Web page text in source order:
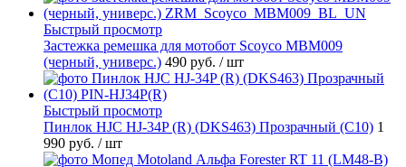
Быстрый просмотр
Застежка ремешка для мотобот Scoyco MBM009
(черный, универс.) 490 руб. / шт
Быстрый просмотр
Пинлок HJC HJ-34P (R) (DKS463) Прозрачный (C10) 1
990 руб. / шт